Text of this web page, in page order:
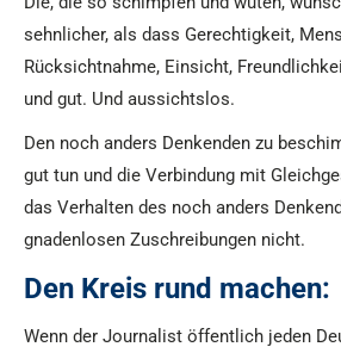
sehnlicher, als dass Gerechtigkeit,
Rücksichtnahme, Einsicht,
und gut. Und aussichtslos.
Den noch anders Denkenden zu
gut tun und die Verbindung mit
das Verhalten des noch anders
gnadenlosen Zuschreibungen nicht.
Den Kreis rund machen:
Wenn der Journalist öffentlich jeden